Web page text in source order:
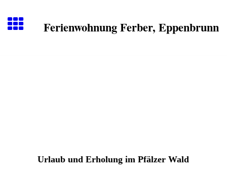
Ferienwohnung Ferber, Eppenbrunn
Urlaub und Erholung im Pfälzer Wald